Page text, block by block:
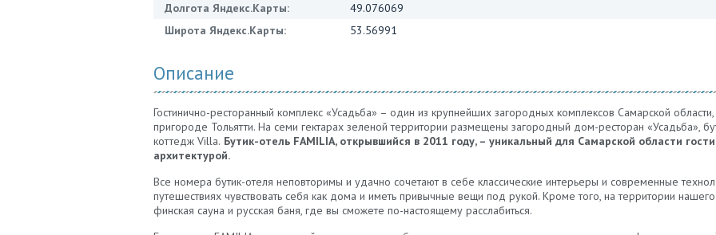
Долгота Яндекс.Карты:
49.076069
Широта Яндекс.Карты:
53.56991
Описание
Гостинично-ресторанный комплекс «Усадьба» – один из крупнейших загородных комплексов Самарской
пригороде Тольятти. На семи гектарах зеленой территории размещены загородный дом-ресторан «Усадьба»,
коттедж Villa. Бутик-отель FAMILIA, открывшийся в 2011 году, – уникальный для Самарской области
архитектурой.
Все номера бутик-отеля неповторимы и удачно сочетают в себе классические интерьеры и современные
путешествиях чувствовать себя как дома и иметь привычные вещи под рукой. Кроме того, на территории
финская сауна и русская баня, где вы сможете по-настоящему расслабиться.